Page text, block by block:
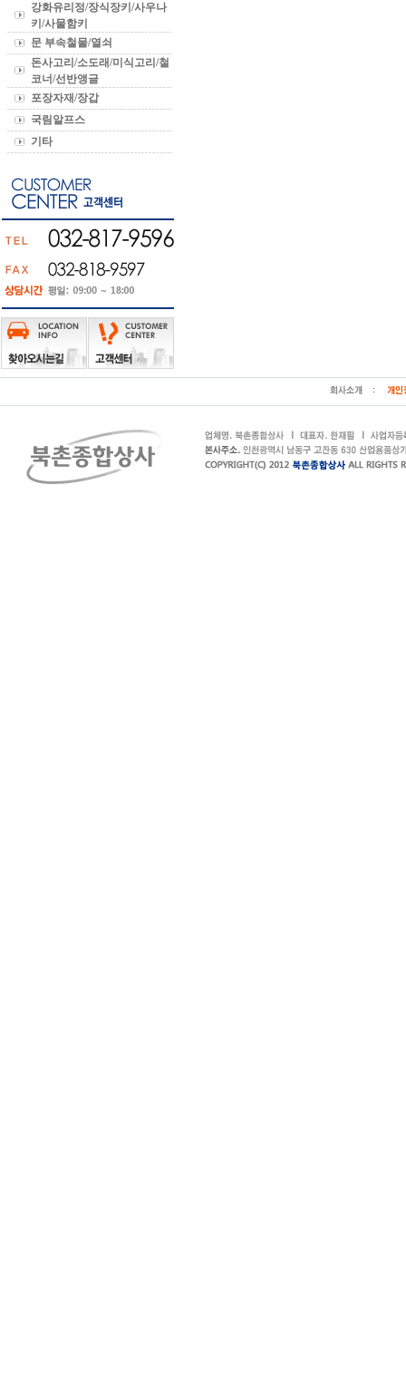
강화유리정/장식장키/사우나
키/사물함키
문 부속철물/열쇠
돈사고리/소도래/미식고리/철
코너/선반앵글
포장자재/장갑
국림알프스
기타